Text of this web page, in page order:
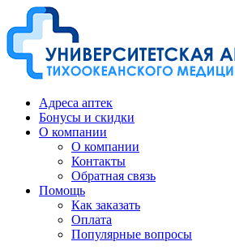
Адреса аптек
Бонусы и скидки
О компании
О компании
Контакты
Обратная связь
Помощь
Как заказать
Оплата
Популярные вопросы